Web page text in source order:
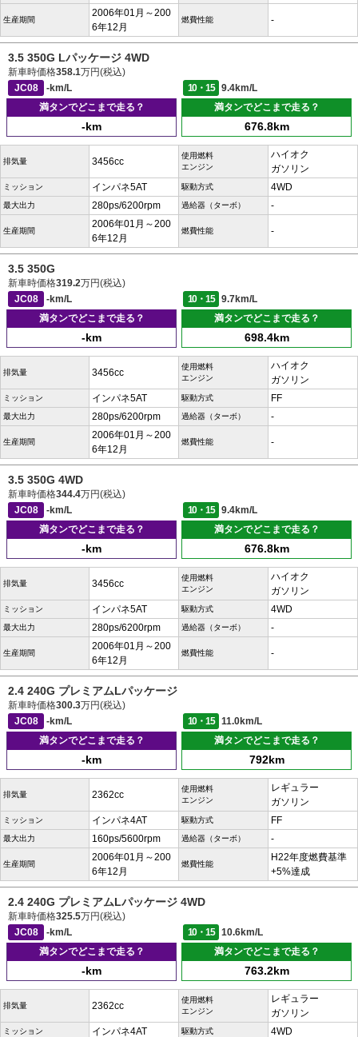
生産期間
2006年01月～200
6年12月
燃費性能 -
3.5 350G Lパッケージ 4WD
新車時価格358.1万円(税込)
JC08
-km/L 10・15
9.4km/L
満タンでどこまで走る？
-km
満タンでどこまで走る？
676.8km
排気量 3456cc
使用燃料
エンジン
ハイオク
ガソリン
ミッション インパネ5AT 駆動方式 4WD
最大出力 280ps/6200rpm 過給器（ターボ） -
生産期間
2006年01月～200
6年12月
燃費性能 -
3.5 350G
新車時価格319.2万円(税込)
JC08
-km/L 10・15
9.7km/L
満タンでどこまで走る？
-km
満タンでどこまで走る？
698.4km
排気量 3456cc
使用燃料
エンジン
ハイオク
ガソリン
ミッション インパネ5AT 駆動方式 FF
最大出力 280ps/6200rpm 過給器（ターボ） -
生産期間
2006年01月～200
6年12月
燃費性能 -
3.5 350G 4WD
新車時価格344.4万円(税込)
JC08
-km/L 10・15
9.4km/L
満タンでどこまで走る？
-km
満タンでどこまで走る？
676.8km
排気量 3456cc
使用燃料
エンジン
ハイオク
ガソリン
ミッション インパネ5AT 駆動方式 4WD
最大出力 280ps/6200rpm 過給器（ターボ） -
生産期間
2006年01月～200
6年12月
燃費性能 -
2.4 240G プレミアムLパッケージ
新車時価格300.3万円(税込)
JC08
-km/L 10・15
11.0km/L
満タンでどこまで走る？
-km
満タンでどこまで走る？
792km
排気量 2362cc
使用燃料
エンジン
レギュラー
ガソリン
ミッション インパネ4AT 駆動方式 FF
最大出力 160ps/5600rpm 過給器（ターボ） -
生産期間
2006年01月～200
6年12月
燃費性能
H22年度燃費基準
+5%達成
2.4 240G プレミアムLパッケージ 4WD
新車時価格325.5万円(税込)
JC08
-km/L 10・15
10.6km/L
満タンでどこまで走る？
-km
満タンでどこまで走る？
763.2km
排気量 2362cc
使用燃料
エンジン
レギュラー
ガソリン
ミッション インパネ4AT 駆動方式 4WD